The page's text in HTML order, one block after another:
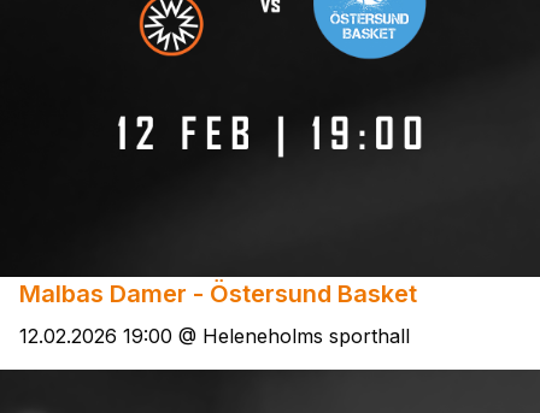
Malbas Damer - Östersund Basket
12.02.2026 19:00 @ Heleneholms sporthall